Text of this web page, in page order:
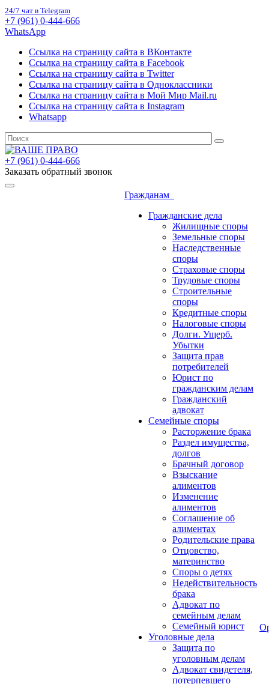
24/7 чат в Telegram
+7 (961) 0-444-666
WhatsApp
Ссылка на страницу сайта в ВКонтакте
Ссылка на страницу сайта в Facebook
Ссылка на страницу сайта в Twitter
Ссылка на страницу сайта в Одноклассники
Ссылка на страницу сайта в Мой Мир Mail.ru
Ссылка на страницу сайта в Instagram
Whatsapp
+7 (961) 0-444-666
Заказать обратный звонок
Гражданам
Гражданские дела
Жилищные споры
Земельные споры
Наследственные
споры
Страховые споры
Трудовые споры
Строительные
споры
Кредитные споры
Налоговые споры
Долги. Ущерб.
Убытки
Защита прав
потребителей
Юрист по
гражданским делам
Гражданский
адвокат
Семейные споры
Расторжение брака
Раздел имущества,
долгов
Брачный договор
Взыскание
алиментов
Изменение
алиментов
Соглашение об
алиментах
Родительские права
Отцовство,
материнство
Споры о детях
Недействительность
брака
Адвокат по
семейным делам
Семейный юрист
Уголовные дела
Защита по
уголовным делам
Адвокат свидетеля,
потерпевшего